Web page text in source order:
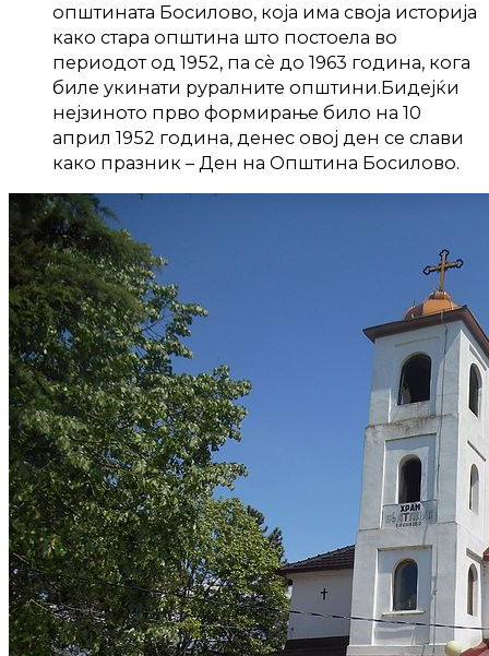
општината Босилово, која има своја историја
како стара општина што постоела во
периодот од 1952, па сè до 1963 година, кога
биле укинати руралните општини.Бидејќи
нејзиното прво формирање било на 10
април 1952 година, денес овој ден се слави
како празник – Ден на Општина Босилово.